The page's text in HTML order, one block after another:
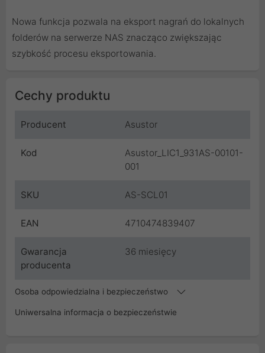
Nowa funkcja pozwala na eksport nagrań do lokalnych
folderów na serwerze NAS znacząco zwiększając
szybkość procesu eksportowania.
Cechy produktu
Producent Asustor
Kod
Asustor_LIC1_931AS-00101-
001
SKU AS-SCL01
EAN 4710474839407
Gwarancja
producenta
36 miesięcy
Osoba odpowiedzialna i bezpieczeństwo
Uniwersalna informacja o bezpieczeństwie